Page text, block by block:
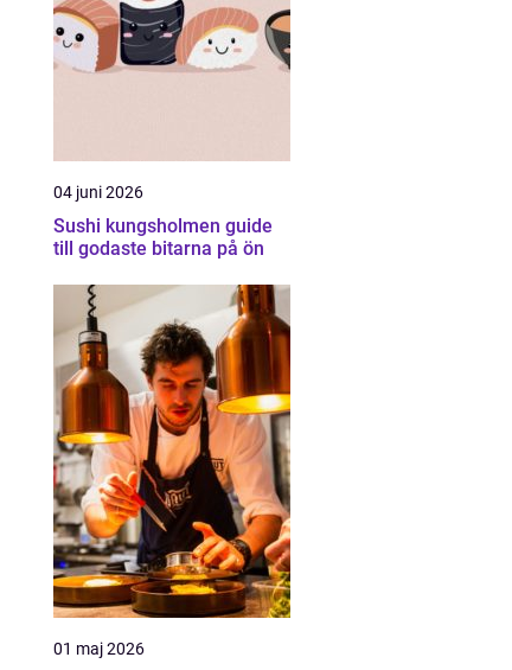
04 juni 2026
Sushi kungsholmen guide
till godaste bitarna på ön
01 maj 2026